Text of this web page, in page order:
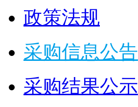
政策法规
采购信息公告
采购结果公示